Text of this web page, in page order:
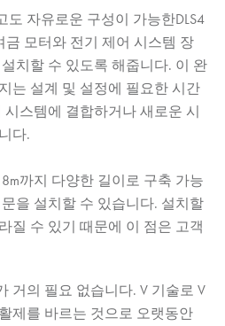
도 자유로운 구성이 가능한DLS4
금 모터와 전기 제어 시스템 장
치할 수 있도록 해줍니다. 이 완
는 설계 및 설정에 필요한 시간
스템에 결합하거나 새로운 시
다.
까지 다양한 길이로 구축 가능
을 설치할 수 있습니다. 설치할
질 수 있기 때문에 이 점은 고객
거의 필요 없습니다. V 기술로 V
제를 바르는 것으로 오랫동안